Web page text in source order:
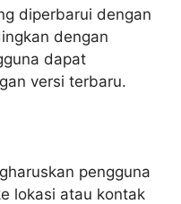
diperbarui dengan
dengan
dapat
versi terbaru.
pengguna
lokasi atau kontak